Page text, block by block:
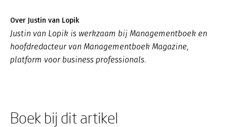
Over Justin van Lopik
Justin van Lopik is werkzaam bij Managementboek en
hoofdredacteur van Managementboek Magazine,
platform voor business professionals.
Boek bij dit artikel